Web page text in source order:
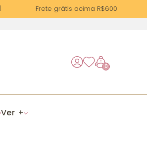
Frete grátis acima R$600
0
Ver +